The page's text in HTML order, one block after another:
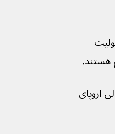
شهری قسمت‌های شمالی اروپای